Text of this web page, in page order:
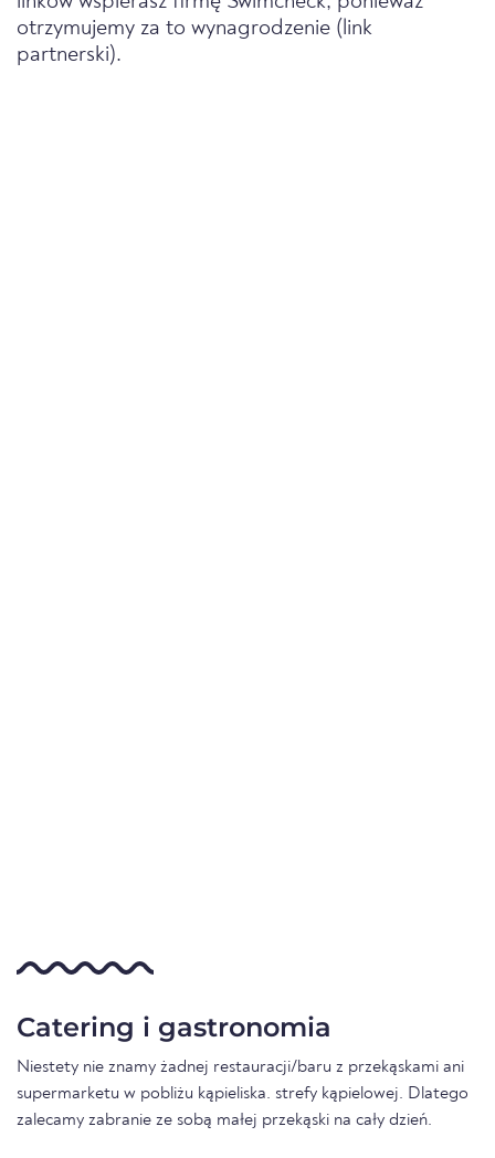
otrzymujemy za to wynagrodzenie (link
partnerski).
Catering i gastronomia
Niestety nie znamy żadnej restauracji/baru z przekąskami ani
supermarketu w pobliżu kąpieliska. strefy kąpielowej. Dlatego
zalecamy zabranie ze sobą małej przekąski na cały dzień.